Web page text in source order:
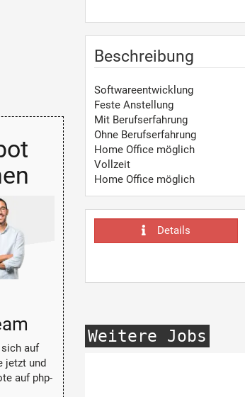
Beschreibung
Softwareentwicklung
Feste Anstellung
Mit Berufserfahrung
Ohne Berufserfahrung
Home Office möglich
Vollzeit
Home Office möglich
Details
Weitere Jobs
auf
jetzt und
auf php-